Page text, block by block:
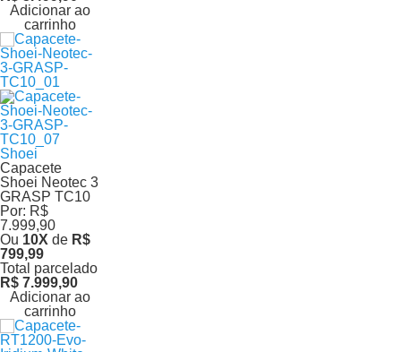
Adicionar ao
carrinho
Shoei
Capacete
Shoei Neotec 3
GRASP TC10
Por: R$
7.999,90
Ou 10X de R$
799,99
Total parcelado
R$ 7.999,90
Adicionar ao
carrinho